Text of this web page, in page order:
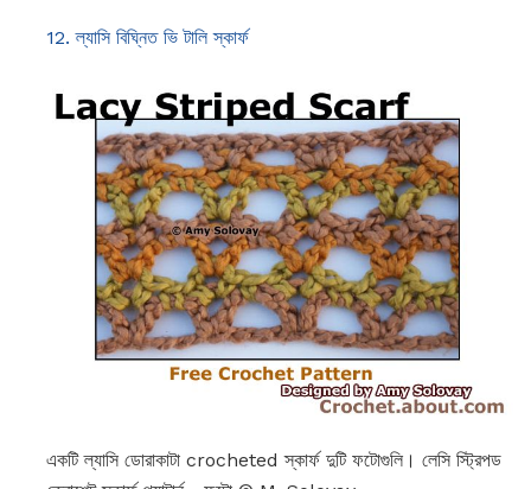
12. ল্যাসি বিঘ্নিত ভি টালি স্কার্ফ
একটি ল্যাসি ডোরাকাটা crocheted স্কার্ফ দুটি ফটোগুলি। লেসি স্ট্রিপড